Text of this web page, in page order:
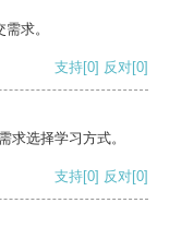
求。
支持[0] 反对[0]
求选择学习方式。
支持[0] 反对[0]